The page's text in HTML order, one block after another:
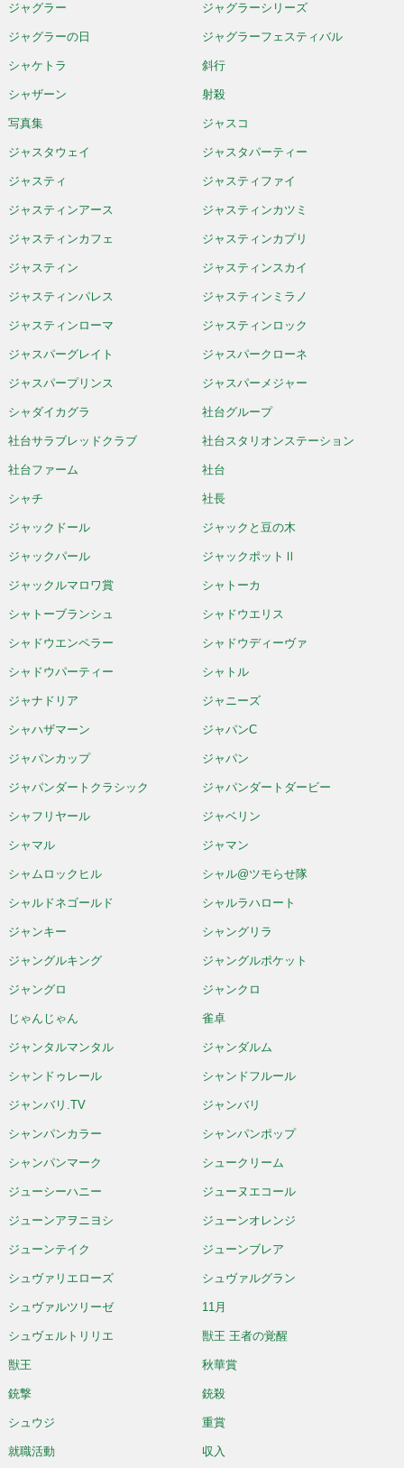
ジャグラー ジャグラーシリーズ
ジャグラーの日 ジャグラーフェスティバル
シャケトラ 斜行
シャザーン 射殺
写真集 ジャスコ
ジャスタウェイ ジャスタパーティー
ジャスティ ジャスティファイ
ジャスティンアース ジャスティンカツミ
ジャスティンカフェ ジャスティンカプリ
ジャスティン ジャスティンスカイ
ジャスティンパレス ジャスティンミラノ
ジャスティンローマ ジャスティンロック
ジャスパーグレイト ジャスパークローネ
ジャスパープリンス ジャスパーメジャー
シャダイカグラ 社台グループ
社台サラブレッドクラブ 社台スタリオンステーション
社台ファーム 社台
シャチ 社長
ジャックドール ジャックと豆の木
ジャックパール ジャックポットⅡ
ジャックルマロワ賞 シャトーカ
シャトーブランシュ シャドウエリス
シャドウエンペラー シャドウディーヴァ
シャドウパーティー シャトル
ジャナドリア ジャニーズ
シャハザマーン ジャパンC
ジャパンカップ ジャパン
ジャパンダートクラシック ジャパンダートダービー
シャフリヤール ジャベリン
シャマル ジャマン
シャムロックヒル シャル@ツモらせ隊
シャルドネゴールド シャルラハロート
ジャンキー シャングリラ
ジャングルキング ジャングルポケット
ジャングロ ジャンクロ
じゃんじゃん 雀卓
ジャンタルマンタル ジャンダルム
シャンドゥレール シャンドフルール
ジャンバリ.TV ジャンバリ
シャンパンカラー シャンパンポップ
シャンパンマーク シュークリーム
ジューシーハニー ジューヌエコール
ジューンアヲニヨシ ジューンオレンジ
ジューンテイク ジューンブレア
シュヴァリエローズ シュヴァルグラン
シュヴァルツリーゼ 11月
シュヴェルトリリエ 獣王 王者の覚醒
獣王 秋華賞
銃撃 銃殺
シュウジ 重賞
就職活動 収入